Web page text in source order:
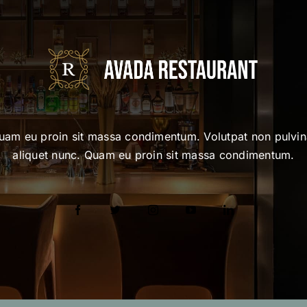
eu proin sit massa condimentum. Volutpat non
aliquet nunc. Quam eu proin sit massa condimentum.